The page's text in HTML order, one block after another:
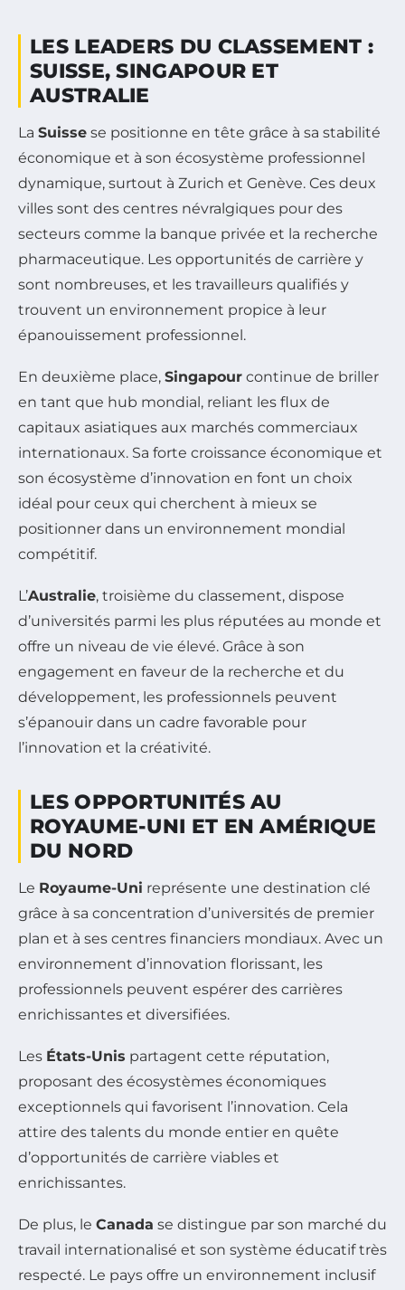
LES LEADERS DU CLASSEMENT :
SUISSE, SINGAPOUR ET
AUSTRALIE
La Suisse se positionne en tête grâce à sa stabilité
économique et à son écosystème professionnel
dynamique, surtout à Zurich et Genève. Ces deux
villes sont des centres névralgiques pour des
secteurs comme la banque privée et la recherche
pharmaceutique. Les opportunités de carrière y
sont nombreuses, et les travailleurs qualifiés y
trouvent un environnement propice à leur
épanouissement professionnel.
En deuxième place, Singapour continue de briller
en tant que hub mondial, reliant les flux de
capitaux asiatiques aux marchés commerciaux
internationaux. Sa forte croissance économique et
son écosystème d’innovation en font un choix
idéal pour ceux qui cherchent à mieux se
positionner dans un environnement mondial
compétitif.
L’Australie, troisième du classement, dispose
d’universités parmi les plus réputées au monde et
offre un niveau de vie élevé. Grâce à son
engagement en faveur de la recherche et du
développement, les professionnels peuvent
s’épanouir dans un cadre favorable pour
l’innovation et la créativité.
LES OPPORTUNITÉS AU
ROYAUME-UNI ET EN AMÉRIQUE
DU NORD
Le Royaume-Uni représente une destination clé
grâce à sa concentration d’universités de premier
plan et à ses centres financiers mondiaux. Avec un
environnement d’innovation florissant, les
professionnels peuvent espérer des carrières
enrichissantes et diversifiées.
Les États-Unis partagent cette réputation,
proposant des écosystèmes économiques
exceptionnels qui favorisent l’innovation. Cela
attire des talents du monde entier en quête
d’opportunités de carrière viables et
enrichissantes.
De plus, le Canada se distingue par son marché du
travail internationalisé et son système éducatif très
respecté. Le pays offre un environnement inclusif